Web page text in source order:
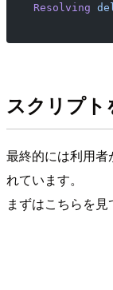
Resolving
スクリプト
最終的には利用
れています。
まずはこちらを見